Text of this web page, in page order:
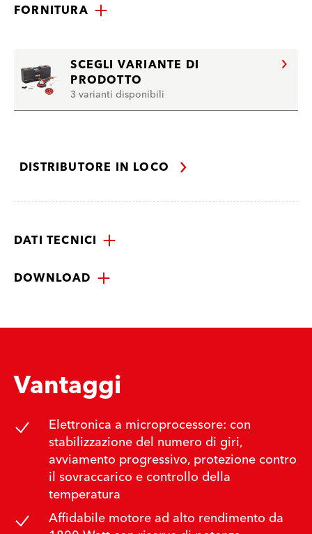
FORNITURA
SCEGLI VARIANTE DI
PRODOTTO
3 varianti disponibili
DISTRIBUTORE IN LOCO
DATI TECNICI
DOWNLOAD
Vantaggi
Elettronica a microprocessore: con
stabilizzazione del numero di giri,
avviamento progressivo, protezione contro
il sovraccarico e controllo della
temperatura
Affidabile motore ad alto rendimento da